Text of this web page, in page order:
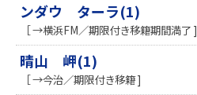
ンダウ ターラ(1)
［ →横浜FM／期限付き移籍期間満了 ]
晴山 岬(1)
［ →今治／期限付き移籍 ]